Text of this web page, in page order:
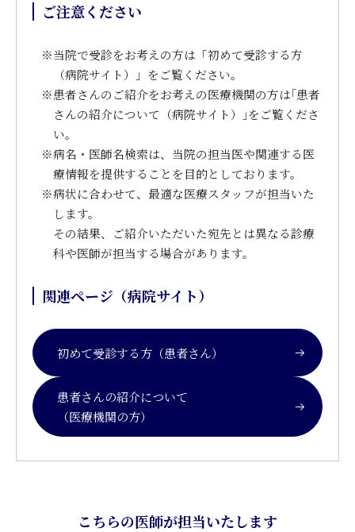
ご注意ください
※当院で受診をお考えの方は「初めて受診する方
（病院サイト）」をご覧ください。
※患者さんのご紹介をお考えの医療機関の方は｢患者
さんの紹介について（病院サイト）｣をご覧くださ
い。
※病名・医師名検索は、当院の担当医や関連する医
療情報を提供することを目的としております。
※病状に合わせて、最適な医療スタッフが担当いた
します。
その結果、ご紹介いただいた宛先とは異なる診療
科や医師が担当する場合があります。
関連ページ（病院サイト）
初めて受診する方（患者さん）
患者さんの紹介について
（医療機関の方）
こちらの医師が担当いたします